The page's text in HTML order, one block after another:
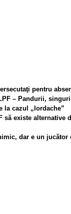
pentru
– Pandurii,
la cazul „Iordache”
să existe alternative
dar e un jucător